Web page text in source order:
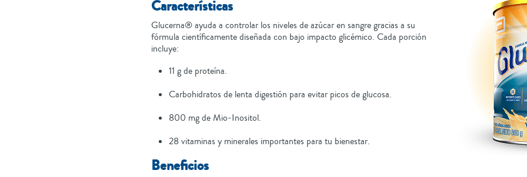
Características
Glucerna® ayuda a controlar los niveles de azúcar en sangre gracias a su
fórmula científicamente diseñada con bajo impacto glicémico. Cada porción
incluye:
11 g de proteína.
Carbohidratos de lenta digestión para evitar picos de glucosa.
800 mg de Mio-Inositol.
28 vitaminas y minerales importantes para tu bienestar.
Beneficios